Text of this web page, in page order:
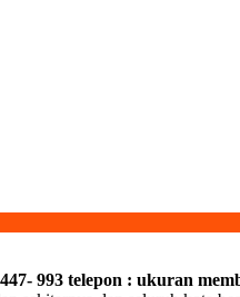
993 telepon : ukuran